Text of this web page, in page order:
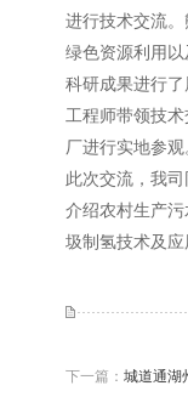
进行技术交流。
绿色资源利用
科研成果进行
工程师带领技
厂进行实地参观
此次交流，我
介绍农村生产
圾制氢技术及应
下一篇： 城道通湖